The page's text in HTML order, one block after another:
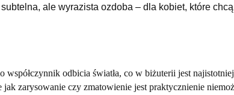
ale wyrazista ozdoba – dla kobiet, które
współczynnik odbicia światła, co w biżuterii jest
zarysowanie czy zmatowienie jest praktycznienie